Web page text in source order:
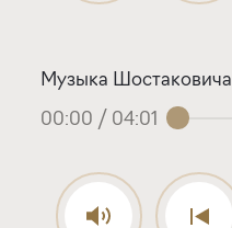
Музыка Шостаковича
00:00 / 04:01